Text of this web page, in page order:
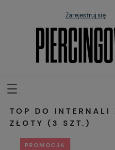
Zarejestruj się
TOP DO INTERNALI
ZŁOTY (3 SZT.)
PROMOCJA